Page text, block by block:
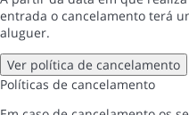
entrada o cancelamento terá
aluguer.
Ver política de cancelamento
Políticas de cancelamento